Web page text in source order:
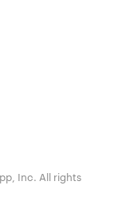
Inc. All rights